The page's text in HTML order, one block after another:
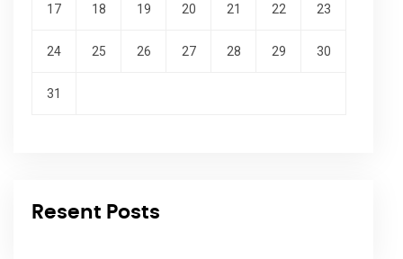
17 18 19 20 21 22 23
24 25 26 27 28 29 30
31
Resent Posts